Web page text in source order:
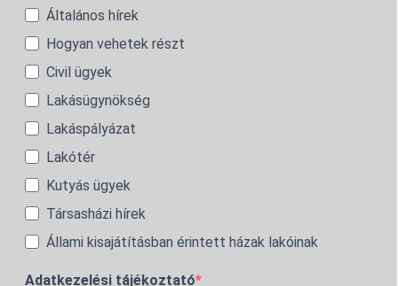
Általános hírek
Hogyan vehetek részt
Civil ügyek
Lakásügynökség
Lakáspályázat
Lakótér
Kutyás ügyek
Társasházi hírek
Állami kisajátításban érintett házak lakóinak
Adatkezelési tájékoztató